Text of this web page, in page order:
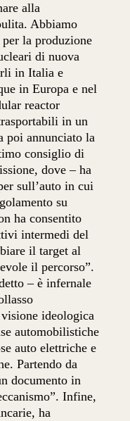
alla
Abbiamo
la produzione
di nuova
in Italia e
in Europa e nel
reactor
in un
poi annunciato la
consiglio di
dove – ha
sull’auto in cui
su
ha consentito
intermedi del
il target al
il percorso”.
– è infernale
ideologica
automobilistiche
auto elettriche e
Partendo da
documento in
Infine,
ha